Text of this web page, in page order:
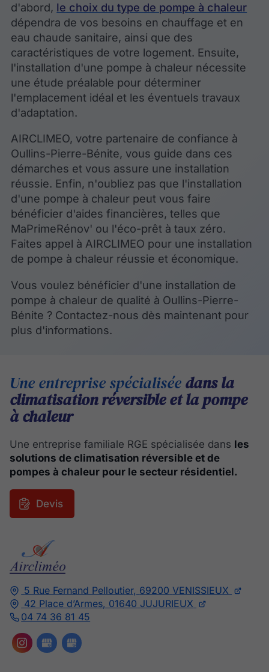
d'abord, le choix du type de pompe à chaleur
dépendra de vos besoins en chauffage et en
eau chaude sanitaire, ainsi que des
caractéristiques de votre logement. Ensuite,
l'installation d'une pompe à chaleur nécessite
une étude préalable pour déterminer
l'emplacement idéal et les éventuels travaux
d'adaptation.
AIRCLIMEO, votre partenaire de confiance à
Oullins-Pierre-Bénite, vous guide dans ces
démarches et vous assure une installation
réussie. Enfin, n'oubliez pas que l'installation
d'une pompe à chaleur peut vous faire
bénéficier d'aides financières, telles que
MaPrimeRénov' ou l'éco-prêt à taux zéro.
Faites appel à AIRCLIMEO pour une installation
de pompe à chaleur réussie et économique.
Vous voulez bénéficier d'une installation de
pompe à chaleur de qualité à Oullins-Pierre-
Bénite ? Contactez-nous dès maintenant pour
plus d'informations.
5 Rue Fernand Pelloutier, 69200 VENISSIEUX
42 Place d’Armes, 01640 JUJURIEUX
04 74 36 81 45
Une entreprise spécialiséedans la
climatisation réversible et la pompe
à chaleur
Une entreprise familiale RGE spécialisée dans les
solutions de climatisation réversible et de
pompes à chaleur pour le secteur résidentiel.
Devis